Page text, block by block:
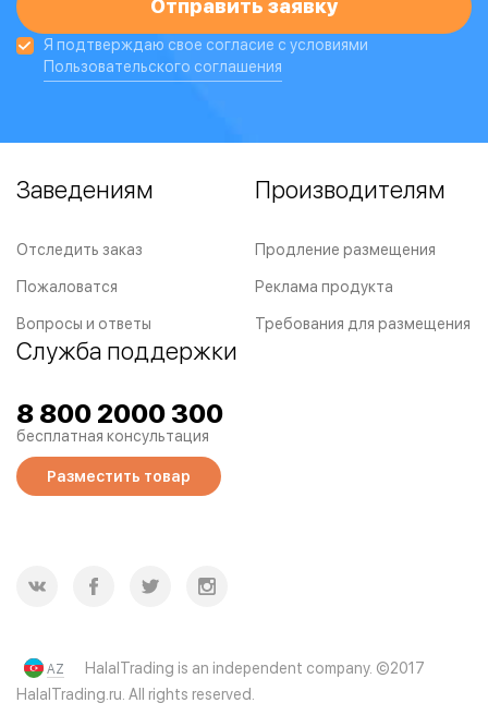
Я подтверждаю свое согласие с условиями
Пользовательского соглашения
Заведениям
Отследить заказ
Пожаловатся
Вопросы и ответы
Производителям
Продление размещения
Реклама продукта
Требования для размещения
Служба поддержки
8 800 2000 300
бесплатная консультация
Разместить товар
AZ
HalalTrading is an independent company. ©2017
HalalTrading.ru. All rights reserved.